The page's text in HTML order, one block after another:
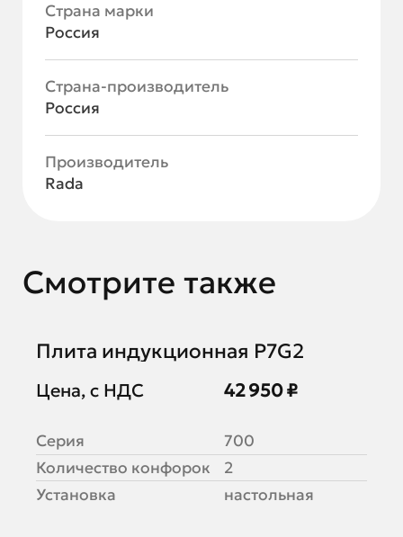
Страна марки
Россия
Страна-производитель
Россия
Производитель
Rada
Смотрите также
Плита индукционная P7G2
Цена, с НДС 42 950 ₽
Серия
700
Количество конфорок
2
Установка
настольная